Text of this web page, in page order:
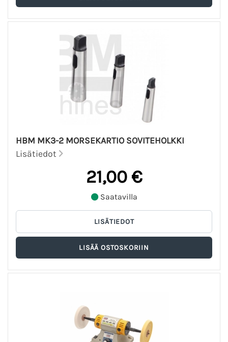
HBM MK3-2 MORSEKARTIO SOVITEHOLKKI
Lisätiedot
21,00 €
Saatavilla